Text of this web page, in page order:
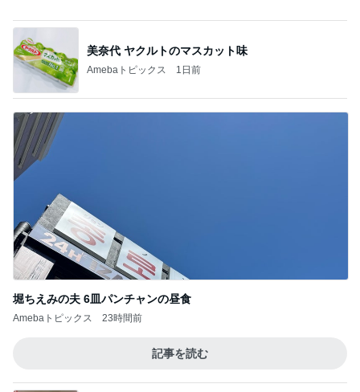
美奈代 ヤクルトのマスカット味
Amebaトピックス 1日前
堀ちえみの夫 6皿パンチャンの昼食
Amebaトピックス 23時間前
記事を読む